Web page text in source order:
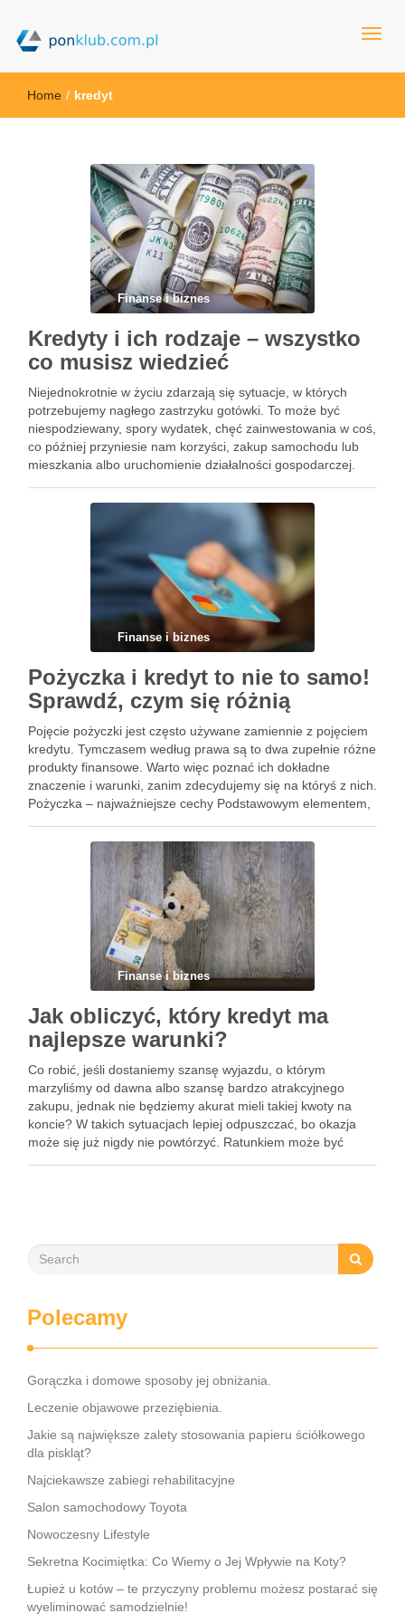
ponklub.com.pl
Home / kredyt
Finanse i biznes
Kredyty i ich rodzaje – wszystko
co musisz wiedzieć
Niejednokrotnie w życiu zdarzają się sytuacje, w których
potrzebujemy nagłego zastrzyku gotówki. To może być
niespodziewany, spory wydatek, chęć zainwestowania w coś,
co później przyniesie nam korzyści, zakup samochodu lub
mieszkania albo uruchomienie działalności gospodarczej.
poradzić sobie z takim wydatkiem samodzielnie. …
Finanse i biznes
Pożyczka i kredyt to nie to samo!
Sprawdź, czym się różnią
Pojęcie pożyczki jest często używane zamiennie z pojęciem
kredytu. Tymczasem według prawa są to dwa zupełnie różne
produkty finansowe. Warto więc poznać ich dokładne
znaczenie i warunki, zanim zdecydujemy się na któryś z nich.
Pożyczka – najważniejsze cechy Podstawowym elementem,
Finanse i biznes
Jak obliczyć, który kredyt ma
najlepsze warunki?
Co robić, jeśli dostaniemy szansę wyjazdu, o którym
marzyliśmy od dawna albo szansę bardzo atrakcyjnego
zakupu, jednak nie będziemy akurat mieli takiej kwoty na
koncie? W takich sytuacjach lepiej odpuszczać, bo okazja
może się już nigdy nie powtórzyć. Ratunkiem może być
Polecamy
Gorączka i domowe sposoby jej obniżania.
Leczenie objawowe przeziębienia.
Jakie są największe zalety stosowania papieru ściółkowego
dla piskląt?
Najciekawsze zabiegi rehabilitacyjne
Salon samochodowy Toyota
Nowoczesny Lifestyle
Sekretna Kocimiętka: Co Wiemy o Jej Wpływie na Koty?
Łupież u kotów – te przyczyny problemu możesz postarać się
wyeliminować samodzielnie!